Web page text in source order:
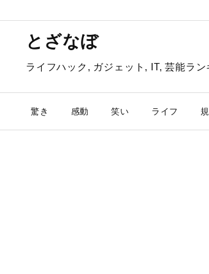
とざなぼ
ライフハック, ガジェット, IT, 芸能ラ
驚き 感動 笑い ライフ